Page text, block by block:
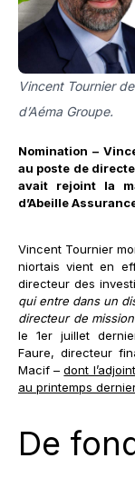
Vincent Tournier
d’Aéma Groupe.
Nomination –
au poste de
avait rejoint la
d’Abeille
Vincent Tournier
niortais vient en
directeur des
qui entre dans un
directeur de
le 1er juillet
Faure, directeur
Macif –dont
au printemps
De